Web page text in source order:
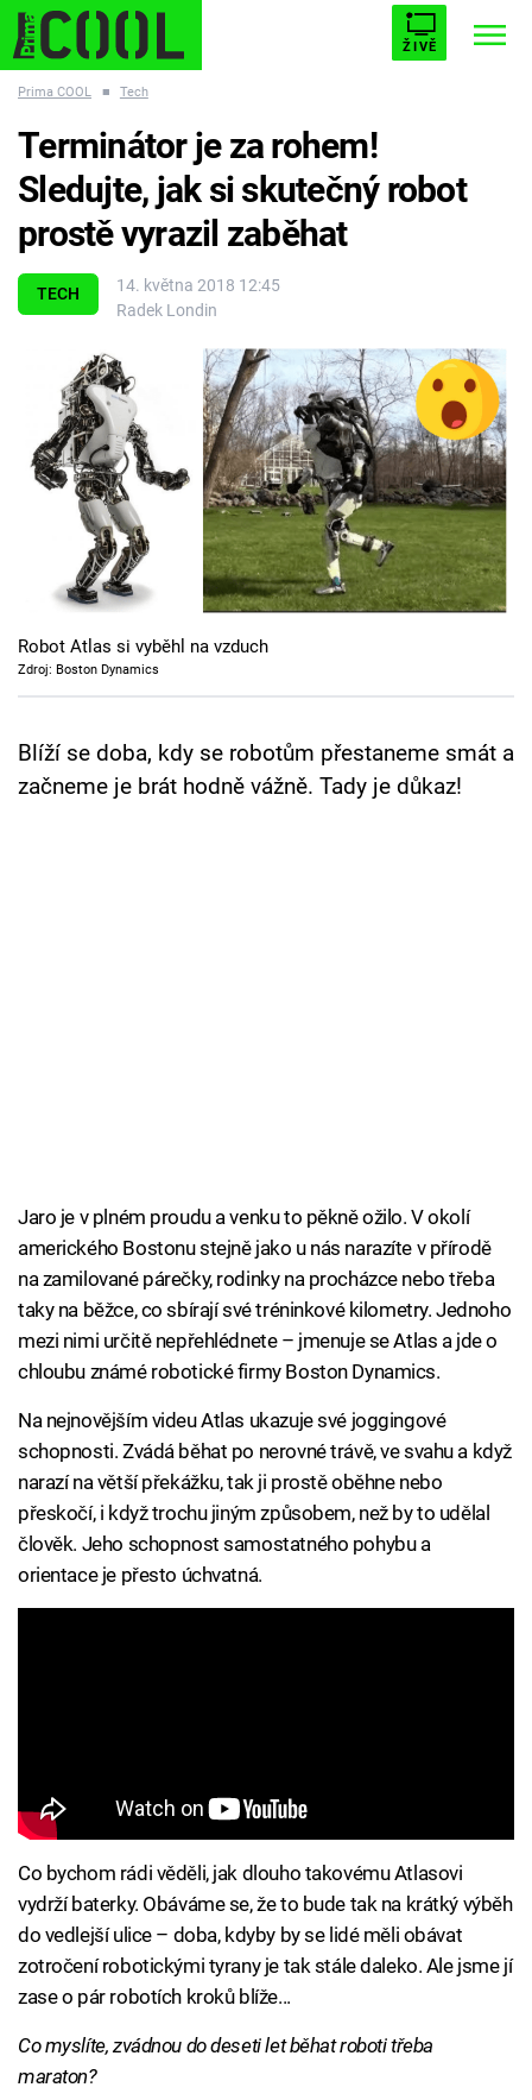
ŽIVĚ
ESCAPE PLNEJ KOTEL AVENGERS 5
Témata
Filmy
Seriály
Hry
Cool Esport
Pořady
TV Program
Přihlášení
Prima COOL ■ Tech
TECH
14. května 2018 12:45
Radek Londin
Terminátor je za rohem!
Sledujte, jak si skutečný robot
prostě vyrazil zaběhat
Robot Atlas si vyběhl na vzduch
Zdroj: Boston Dynamics
Blíží se doba, kdy se robotům přestaneme smát a
začneme je brát hodně vážně. Tady je důkaz!
Jaro je v plném proudu a venku to pěkně ožilo. V okolí
amerického Bostonu stejně jako u nás narazíte v přírodě
na zamilované párečky, rodinky na procházce nebo třeba
taky na běžce, co sbírají své tréninkové kilometry. Jednoho
mezi nimi určitě nepřehlédnete – jmenuje se Atlas a jde o
chloubu známé robotické firmy Boston Dynamics.
Na nejnovějším videu Atlas ukazuje své joggingové
schopnosti. Zvádá běhat po nerovné trávě, ve svahu a když
narazí na větší překážku, tak ji prostě oběhne nebo
přeskočí, i když trochu jiným způsobem, než by to udělal
člověk. Jeho schopnost samostatného pohybu a
orientace je přesto úchvatná.
Co bychom rádi věděli, jak dlouho takovému Atlasovi
vydrží baterky. Obáváme se, že to bude tak na krátký výběh
do vedlejší ulice – doba, kdyby by se lidé měli obávat
zotročení robotickými tyrany je tak stále daleko. Ale jsme jí
zase o pár robotích kroků blíže...
Co myslíte, zvádnou do deseti let běhat roboti třeba
maraton?